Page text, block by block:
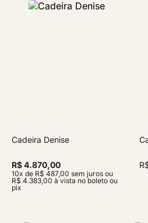
Cadeira Denise
R$ 4.870,00
10x de R$ 487,00 sem juros ou
R$ 4.383,00 à vista no boleto ou
pix